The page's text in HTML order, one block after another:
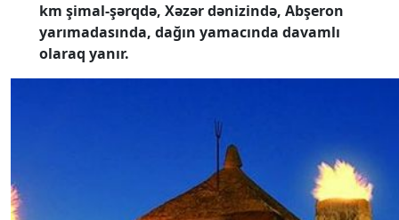
km şimal-şərqdə, Xəzər dənizində, Abşeron
yarımadasında, dağın yamacında davamlı
olaraq yanır.